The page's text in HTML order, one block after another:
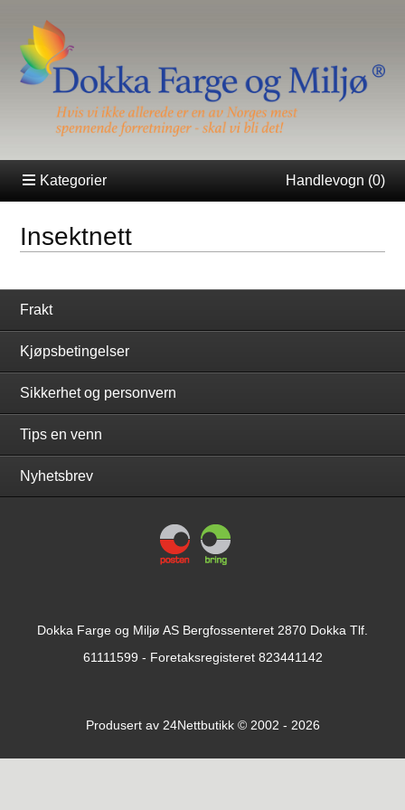
Handlevogn (0)
Kategorier
Insektnett
Frakt
Kjøpsbetingelser
Sikkerhet og personvern
Tips en venn
Nyhetsbrev
Dokka Farge og Miljø AS Bergfossenteret 2870 Dokka Tlf.
61111599 - Foretaksregisteret 823441142
Produsert av 24Nettbutikk© 2002 - 2026